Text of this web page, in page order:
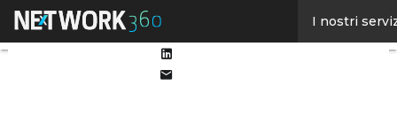
I nostri